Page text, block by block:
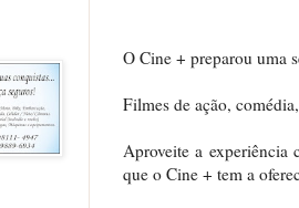
O Cine + preparou uma
Filmes de ação,
Aproveite a experiência
que o Cine + tem a